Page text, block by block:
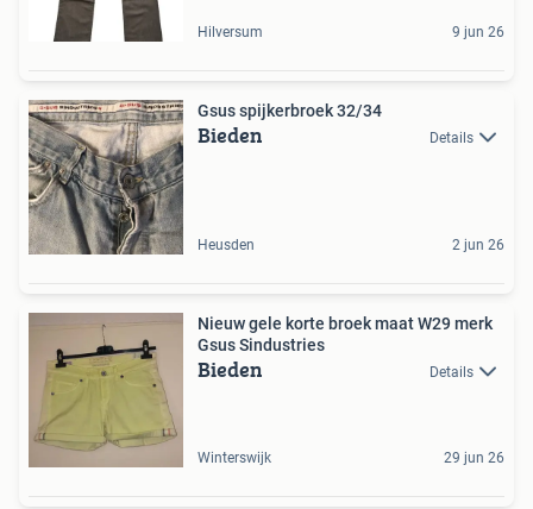
Hilversum 9 jun 26
Gsus spijkerbroek 32/34
Bieden Details
Heusden 2 jun 26
Nieuw gele korte broek maat W29 merk
Gsus Sindustries
Bieden Details
Winterswijk 29 jun 26